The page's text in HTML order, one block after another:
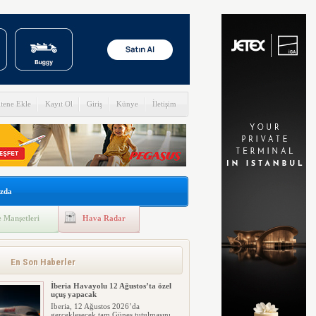
Ekle Kayıt Ol Giriş Künye İletişim
Manşetleri Hava Radar
En Son Haberler
İberia Havayolu 12 Ağustos’ta özel
uçuş yapacak
Iberia, 12 Ağustos 2026’da